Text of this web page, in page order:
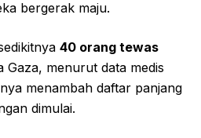
bergerak maju.
40 orang tewas
Gaza, menurut data medis
menambah daftar panjang
dimulai.